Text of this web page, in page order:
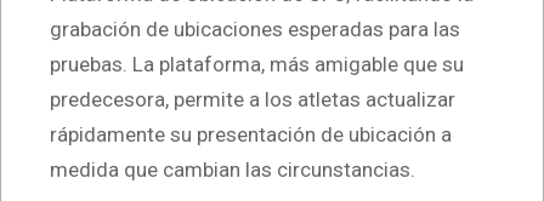
grabación de ubicaciones esperadas para las
pruebas. La plataforma, más amigable que su
predecesora, permite a los atletas actualizar
rápidamente su presentación de ubicación a
medida que cambian las circunstancias.